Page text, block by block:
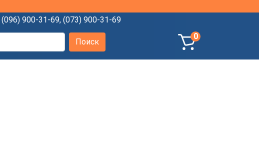
(096) 900-31-69, (073) 900-31-69
0